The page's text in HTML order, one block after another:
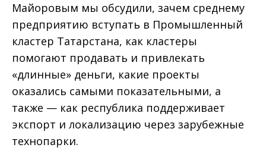
Майоровым мы обсудили, зачем среднему
предприятию вступать в Промышленный
кластер Татарстана, как кластеры
помогают продавать и привлекать
«длинные» деньги, какие проекты
оказались самыми показательными, а
также — как республика поддерживает
экспорт и локализацию через зарубежные
технопарки.